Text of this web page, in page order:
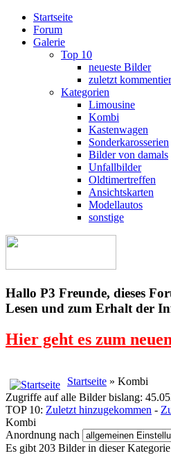
Startseite
Forum
Galerie
Top 10
neueste Bilder
zuletzt
Kategorien
Limousine
Kombi
Kastenwagen
Sonderkarosserien
Bilder von damals
Unfallbilder
Oldtimertreffen
Ansichtskarten
Modellautos
sonstige
Hallo P3 Freunde, dieses
Lesen und zum Erhalt der
Hier geht es zum
Startseite » Kombi
Zugriffe auf alle Bilder bislang:
TOP 10: Zuletzt hinzugekommen -
Kombi
Anordnung nach
Es gibt 203 Bilder in dieser Kategorie